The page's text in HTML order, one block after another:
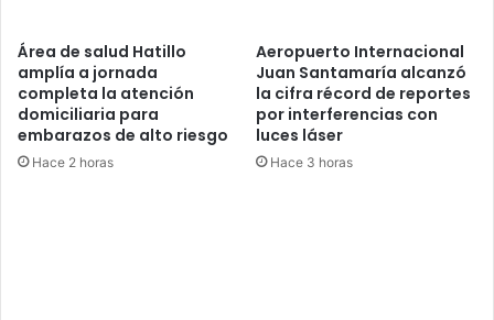
Área de salud Hatillo
amplía a jornada
completa la atención
domiciliaria para
embarazos de alto riesgo
Hace 2 horas
Aeropuerto Internacional
Juan Santamaría alcanzó
la cifra récord de reportes
por interferencias con
luces láser
Hace 3 horas